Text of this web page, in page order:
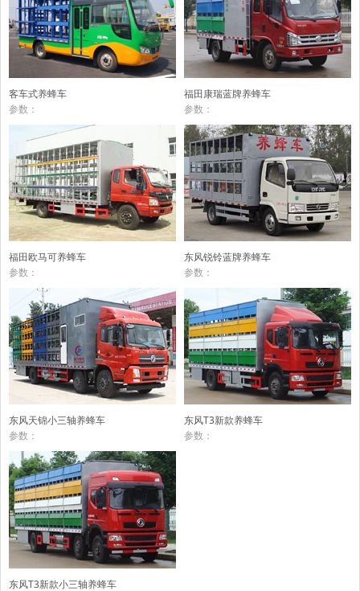
客车式养蜂车
参数：
福田康瑞蓝牌养蜂车
参数：
福田欧马可养蜂车
参数：
东风锐铃蓝牌养蜂车
参数：
东风天锦小三轴养蜂车
参数：
东风T3新款养蜂车
参数：
东风T3新款小三轴养蜂车